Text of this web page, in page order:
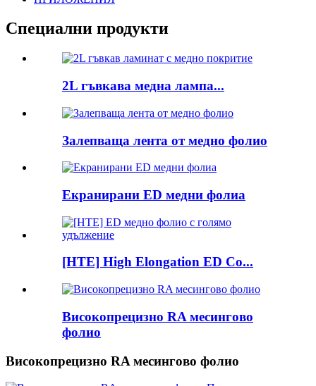
Специални продукти
2L гъвкава медна лампа...
Залепваща лента от медно фолио
Екранирани ED медни фолиа
[HTE] High Elongation ED Co...
Високопрецизно RA месингово
фолио
Високопрецизно RA месингово фолио